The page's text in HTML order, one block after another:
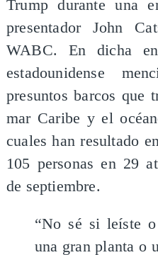
Trump durante una
presentador John
WABC. En dicha
estadounidense
presuntos barcos que
mar Caribe y el
cuales han resultado
105 personas en 29
de septiembre.
“No sé si leíste
una gran planta o